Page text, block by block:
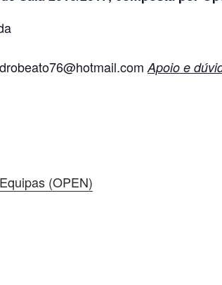
Apoio e
(OPEN)